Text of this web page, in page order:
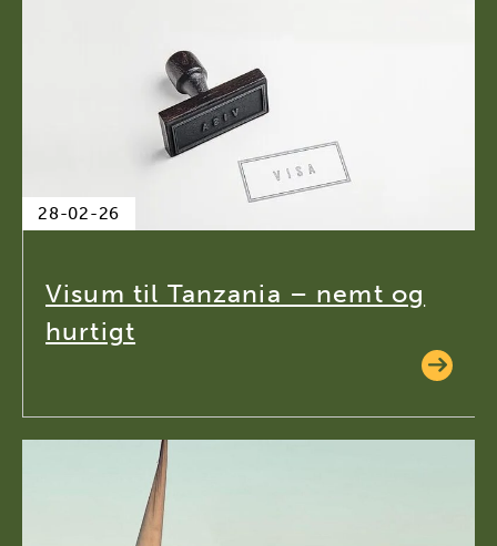
28-02-26
Visum til Tanzania – nemt og
hurtigt